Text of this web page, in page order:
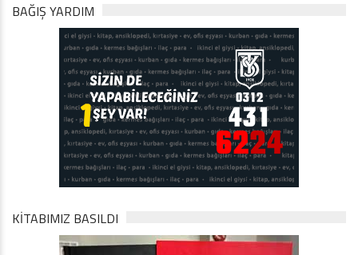
BAĞIŞ YARDIM
KİTABIMIZ BASILDI